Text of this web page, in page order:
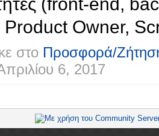
Owner,
στο Προσφορά/
6, 2017